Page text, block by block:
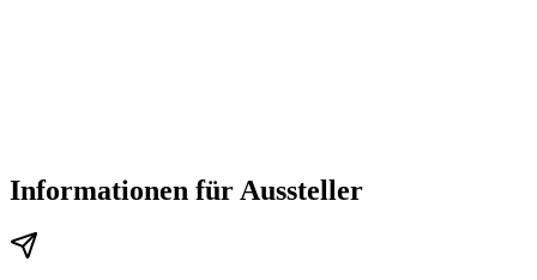
Informationen für Aussteller